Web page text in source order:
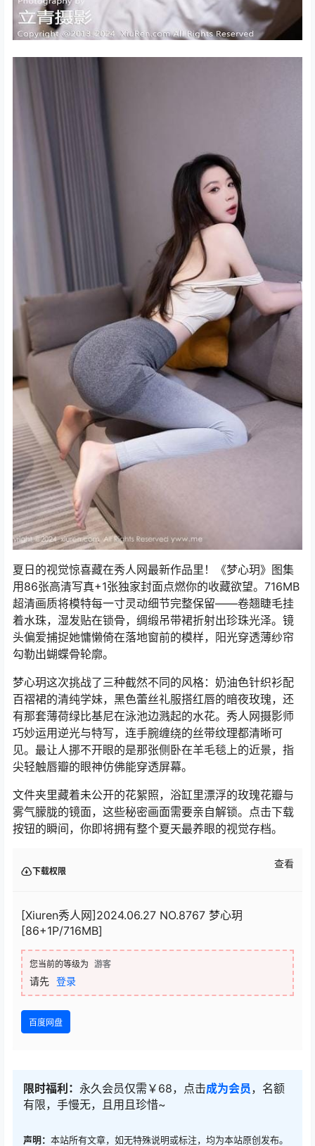
夏日的视觉惊喜藏在秀人网最新作品里！《梦心玥》图集
用86张高清写真+1张独家封面点燃你的收藏欲望。716MB
超清画质将模特每一寸灵动细节完整保留——卷翘睫毛挂
着水珠，湿发贴在锁骨，绸缎吊带裙折射出珍珠光泽。镜
头偏爱捕捉她慵懒倚在落地窗前的模样，阳光穿透薄纱帘
勾勒出蝴蝶骨轮廓。
梦心玥这次挑战了三种截然不同的风格：奶油色针织衫配
百褶裙的清纯学妹，黑色蕾丝礼服搭红唇的暗夜玫瑰，还
有那套薄荷绿比基尼在泳池边溅起的水花。秀人网摄影师
巧妙运用逆光与特写，连手腕缠绕的丝带纹理都清晰可
见。最让人挪不开眼的是那张侧卧在羊毛毯上的近景，指
尖轻触唇瓣的眼神仿佛能穿透屏幕。
文件夹里藏着未公开的花絮照，浴缸里漂浮的玫瑰花瓣与
雾气朦胧的镜面，这些秘密画面需要亲自解锁。点击下载
按钮的瞬间，你即将拥有整个夏天最养眼的视觉存档。
下载权限
查看
[Xiuren秀人网]2024.06.27 NO.8767 梦心玥
[86+1P/716MB]
您当前的等级为 游客
请先 登录
百度网盘
限时福利： 永久会员仅需￥68，点击成为会员 ，名额
有限，手慢无，且用且珍惜~
声明： 本站所有文章，如无特殊说明或标注，均为本站原创发布。